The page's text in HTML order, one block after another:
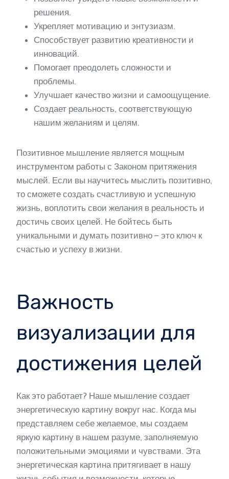
решения.
Укрепляет мотивацию и энтузиазм.
Способствует развитию креативности и
инноваций.
Помогает преодолеть сложности и
проблемы.
Улучшает качество жизни и самоощущение.
Создает реальность, соответствующую
нашим желаниям и целям.
Позитивное мышление является мощным
инструментом работы с Законом притяжения
мыслей. Если вы научитесь мыслить позитивно,
то сможете создать счастливую и успешную
жизнь, воплотить свои желания в реальность и
достичь своих целей. Не бойтесь быть
уникальными и думать позитивно – это ключ к
счастью и успеху в жизни.
Важность
визуализации для
достижения целей
Как это работает? Наше мышление создает
энергетическую картину вокруг нас. Когда мы
представляем себе желаемое, мы создаем
яркую картину в нашем разуме, заполняемую
положительными эмоциями и чувствами. Эта
энергетическая картина притягивает в нашу